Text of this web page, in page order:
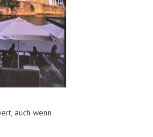
auch wenn